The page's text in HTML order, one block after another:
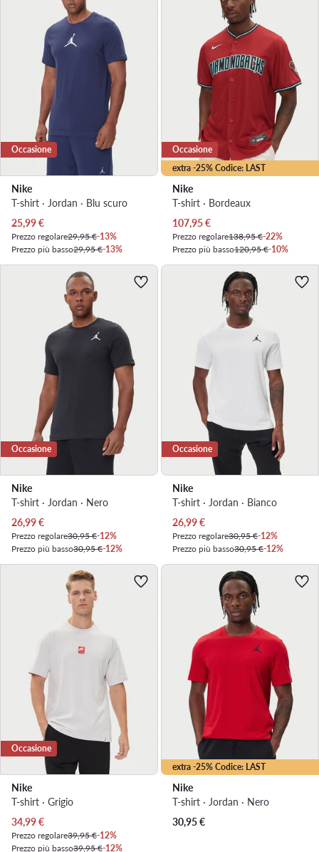
Occasione
Nike
T-shirt · Jordan · Blu scuro
Prezzo attuale
25,99€
Prezzo regolare29,95 €-13%
Prezzo più basso29,95 €-13%
extra -25% Codice: LAST
Occasione
Nike
T-shirt · Bordeaux
Prezzo attuale
107,95€
Prezzo regolare138,95 €-22%
Prezzo più basso120,95 €-10%
Occasione
Nike
T-shirt · Jordan · Nero
Prezzo attuale
26,99€
Prezzo regolare30,95 €-12%
Prezzo più basso30,95 €-12%
Occasione
Nike
T-shirt · Jordan · Bianco
Prezzo attuale
26,99€
Prezzo regolare30,95 €-12%
Prezzo più basso30,95 €-12%
Occasione
Nike
T-shirt · Grigio
Prezzo attuale
34,99€
Prezzo regolare39,95 €-12%
Prezzo più basso39,95 €-12%
extra -25% Codice: LAST
Nike
T-shirt · Jordan · Nero
30,95€